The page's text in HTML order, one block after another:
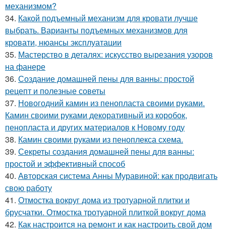
механизмом?
34. Какой подъемный механизм для кровати лучше
выбрать. Варианты подъемных механизмов для
кровати, нюансы эксплуатации
35. Мастерство в деталях: искусство вырезания узоров
на фанере
36. Создание домашней пены для ванны: простой
рецепт и полезные советы
37. Новогодний камин из пенопласта своими руками.
Камин своими руками декоративный из коробок,
пенопласта и других материалов к Новому году
38. Камин своими руками из пеноплекса схема.
39. Секреты создания домашней пены для ванны:
простой и эффективный способ
40. Авторская система Анны Муравиной: как продвигать
свою работу
41. Отмостка вокруг дома из тротуарной плитки и
брусчатки. Отмостка тротуарной плиткой вокруг дома
42. Как настроится на ремонт и как настроить свой дом